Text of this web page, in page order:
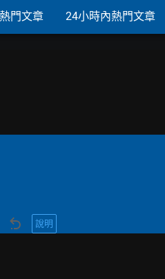
門文章 24小時內熱門文章
說明